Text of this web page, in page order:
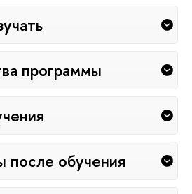
программы
после обучения